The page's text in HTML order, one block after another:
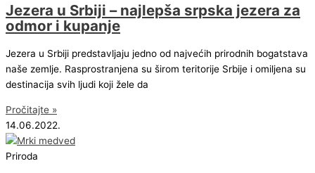
Jezera u Srbiji – najlepša srpska jezera za
odmor i kupanje
Jezera u Srbiji predstavljaju jedno od najvećih prirodnih bogatstava
naše zemlje. Rasprostranjena su širom teritorije Srbije i omiljena su
destinacija svih ljudi koji žele da
Pročitajte »
14.06.2022.
Priroda